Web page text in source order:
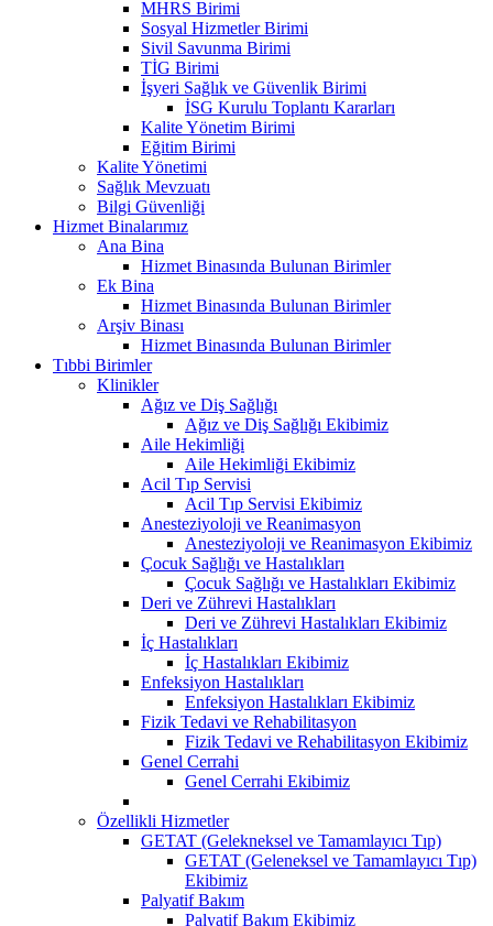
MHRS Birimi
Sosyal Hizmetler Birimi
Sivil Savunma Birimi
TİG Birimi
İşyeri Sağlık ve Güvenlik Birimi
İSG Kurulu Toplantı Kararları
Kalite Yönetim Birimi
Eğitim Birimi
Kalite Yönetimi
Sağlık Mevzuatı
Bilgi Güvenliği
Hizmet Binalarımız
Ana Bina
Hizmet Binasında Bulunan Birimler
Ek Bina
Hizmet Binasında Bulunan Birimler
Arşiv Binası
Hizmet Binasında Bulunan Birimler
Tıbbi Birimler
Klinikler
Ağız ve Diş Sağlığı
Ağız ve Diş Sağlığı Ekibimiz
Aile Hekimliği
Aile Hekimliği Ekibimiz
Acil Tıp Servisi
Acil Tıp Servisi Ekibimiz
Anesteziyoloji ve Reanimasyon
Anesteziyoloji ve Reanimasyon Ekibimiz
Çocuk Sağlığı ve Hastalıkları
Çocuk Sağlığı ve Hastalıkları Ekibimiz
Deri ve Zührevi Hastalıkları
Deri ve Zührevi Hastalıkları Ekibimiz
İç Hastalıkları
İç Hastalıkları Ekibimiz
Enfeksiyon Hastalıkları
Enfeksiyon Hastalıkları Ekibimiz
Fizik Tedavi ve Rehabilitasyon
Fizik Tedavi ve Rehabilitasyon Ekibimiz
Genel Cerrahi
Genel Cerrahi Ekibimiz
Özellikli Hizmetler
GETAT (Gelekneksel ve Tamamlayıcı Tıp)
GETAT (Geleneksel ve Tamamlayıcı Tıp)
Ekibimiz
Palyatif Bakım
Palyatif Bakım Ekibimiz